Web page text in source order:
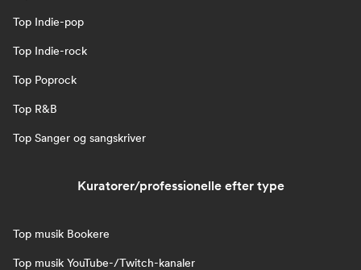
Top Indie-pop
Top Indie-rock
Top Poprock
Top R&B
Top Sanger og sangskriver
Kuratorer/professionelle efter type
Top musik Bookere
Top musik YouTube-/Twitch-kanaler